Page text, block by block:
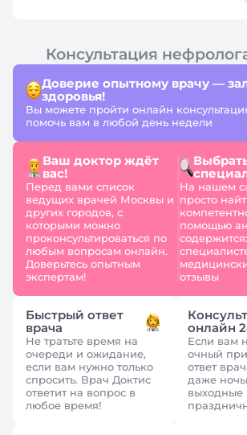
Консультация
Доверие опытному врачу —
здоровья!
Вы можете пройти онлайн
помочь вам в любой день недели
Ваш доктор ждёт
вас!
Перед вами список
ведущих врачей Москвы и
других городов, с
которыми можно
проконсультироваться по
любым вопросам онлайн.
Доверьтесь опытным
экспертам!
На нашем
просто
помощью
отзывы
Быстрый ответ
врача
Не тратьте время на
очереди и ожидание,
если вам нужно только
спросить. Врач Доктис
ответит на вопрос в
любое время!
онлайн
Если вам
очный
ответ
даже
выходные